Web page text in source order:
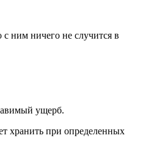
ним ничего не случится в
ущерб.
хранить при определенных